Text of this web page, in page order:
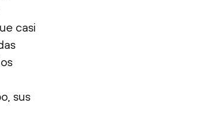
casi
sus